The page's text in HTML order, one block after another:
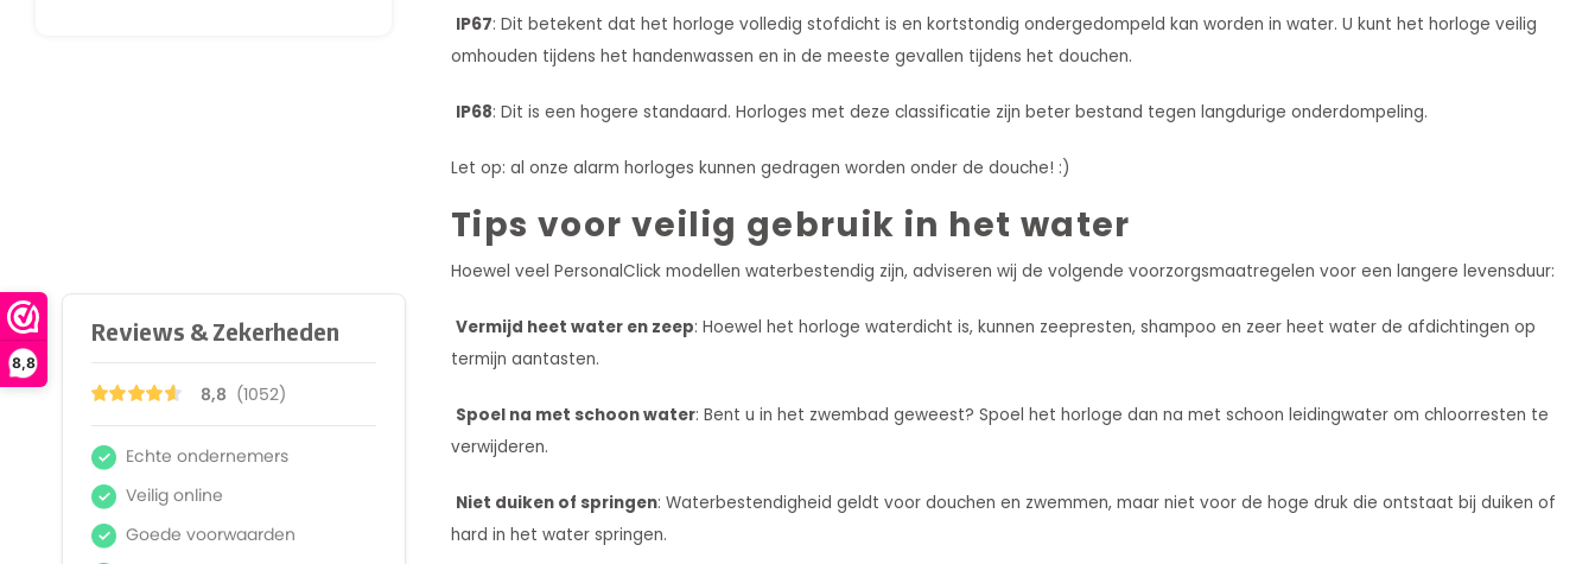
8,8
IP67: Dit betekent dat het horloge volledig stofdicht is en kortstondig ondergedompeld kan worden in water. U kunt het horloge veilig
omhouden tijdens het handenwassen en in de meeste gevallen tijdens het douchen.
IP68: Dit is een hogere standaard. Horloges met deze classificatie zijn beter bestand tegen langdurige onderdompeling.
Let op: al onze alarm horloges kunnen gedragen worden onder de douche! :)
Tips voor veilig gebruik in het water
Hoewel veel PersonalClick modellen waterbestendig zijn, adviseren wij de volgende voorzorgsmaatregelen voor een langere levensduur:
Vermijd heet water en zeep: Hoewel het horloge waterdicht is, kunnen zeepresten, shampoo en zeer heet water de afdichtingen op
termijn aantasten.
Spoel na met schoon water: Bent u in het zwembad geweest? Spoel het horloge dan na met schoon leidingwater om chloorresten te
verwijderen.
Niet duiken of springen: Waterbestendigheid geldt voor douchen en zwemmen, maar niet voor de hoge druk die ontstaat bij duiken of
hard in het water springen.